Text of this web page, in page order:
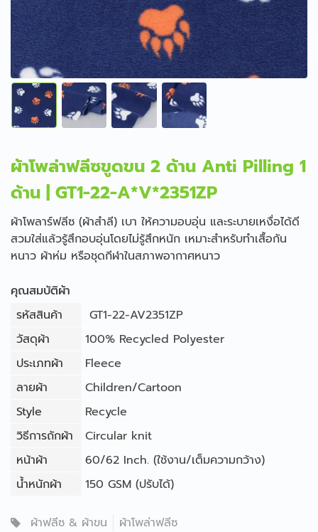
ผ้าโพล่าฟลีซขูดขน 2 ด้าน Anti Pilling 1
ด้าน | GT1-22-A*V*2351ZP
ผ้าโพลาร์ฟลีซ (ผ้าสำลี) เบา ให้ความอบอุ่น และระบายเหงื่อได้ดี
สวมใส่แล้วรู้สึกอบอุ่นโดยไม่รู้สึกหนัก เหมาะสำหรับทำเสื้อกัน
หนาว ผ้าห่ม หรือชุดกีฬาในสภาพอากาศหนาว
คุณสมบัติผ้า
รหัสสินค้า
GT1-22-AV2351ZP
วัสดุผ้า
100% Recycled Polyester
ประเภทผ้า
Fleece
ลายผ้า
Children/Cartoon
Style
Recycle
วิธีการถักผ้า
Circular knit
หน้าผ้า
60/62 Inch. (ใช้งาน/เต็มความกว้าง)
น้ำหนักผ้า
150 GSM (ปรับได้)
ผ้าฟลีซ & ผ้าขน
ผ้าโพล่าฟลีซ